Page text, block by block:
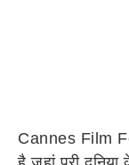
Cannes Film